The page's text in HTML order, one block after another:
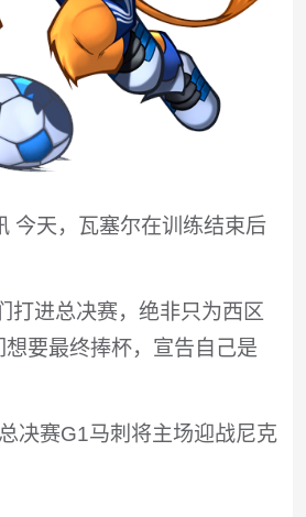
今天，瓦塞尔在训练结束后
打进总决赛，绝非只为西区
要最终捧杯，宣告自己是
决赛G1马刺将主场迎战尼克